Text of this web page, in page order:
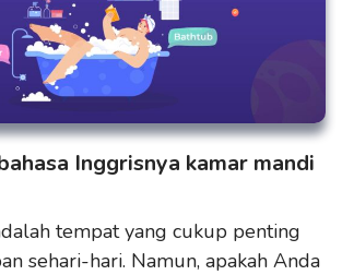
Inggrisnya kamar mandi
tempat yang cukup penting
sehari-hari. Namun, apakah Anda